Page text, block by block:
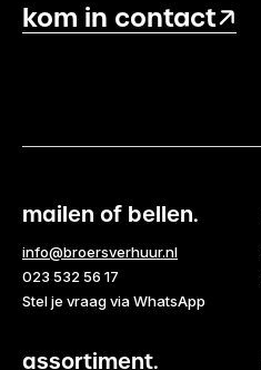
kom in contact
mailen of bellen.
info@broersverhuur.nl
023 532 56 17
Stel je vraag via WhatsApp
assortiment.